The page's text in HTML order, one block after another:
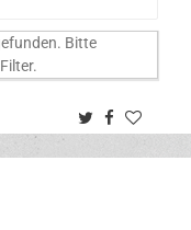
Bitte
TwitterFacebook